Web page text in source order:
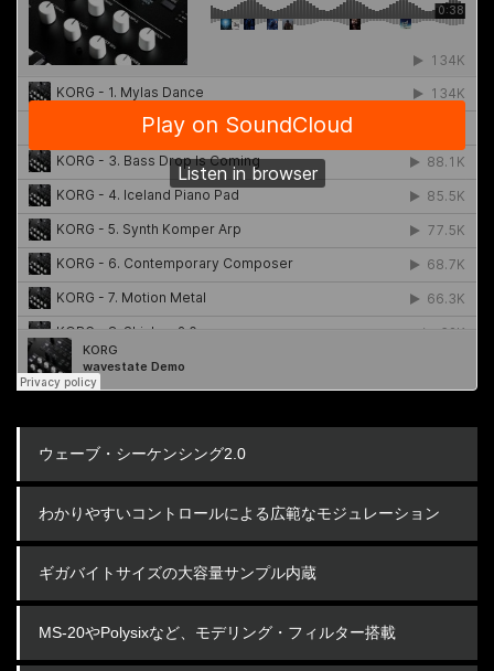
ウェーブ・シーケンシング2.0
わかりやすいコントロールによる広範なモジュレーション
ギガバイトサイズの大容量サンプル内蔵
MS-20やPolysixなど、モデリング・フィルター搭載